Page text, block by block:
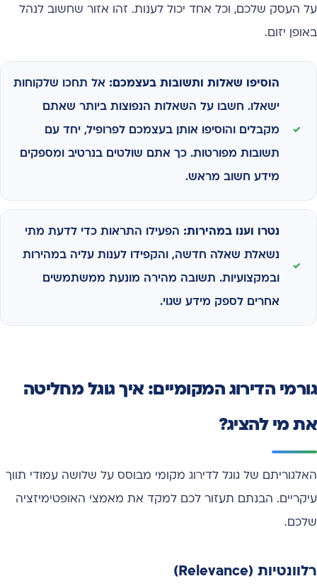
על העסק שלכם, וכל אחד יכול לענות. זהו אזור שחשוב לנהל
באופן יזום.
הוסיפו שאלות ותשובות בעצמכם: אל תחכו שלקוחות
ישאלו. חשבו על השאלות הנפוצות ביותר שאתם
מקבלים והוסיפו אותן בעצמכם לפרופיל, יחד עם
תשובות מפורטות. כך אתם שולטים בנרטיב ומספקים
מידע חשוב מראש.
נטרו וענו במהירות: הפעילו התראות כדי לדעת מתי
נשאלת שאלה חדשה, והקפידו לענות עליה במהירות
ובמקצועיות. תשובה מהירה מונעת ממשתמשים
אחרים לספק מידע שגוי.
גורמי הדירוג המקומיים: איך גוגל מחליטה
את מי להציג?
האלגוריתם של גוגל לדירוג מקומי מבוסס על שלושה עמודי תווך
עיקריים. הבנתם תעזור לכם למקד את מאמצי האופטימיזציה
שלכם.
רלוונטיות (Relevance)